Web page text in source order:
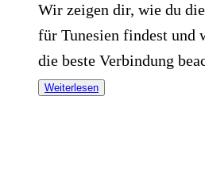
Wir zeigen dir, wie du
für Tunesien findest und
die beste Verbindung
Weiterlesen